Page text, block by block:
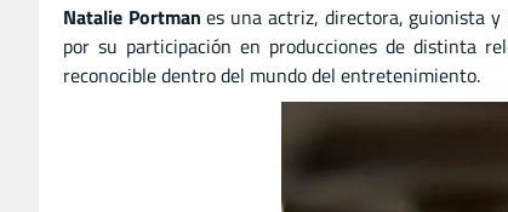
Natalie Portman es una actriz, directora, guionista y
por su participación en producciones de distinta
reconocible dentro del mundo del entretenimiento.